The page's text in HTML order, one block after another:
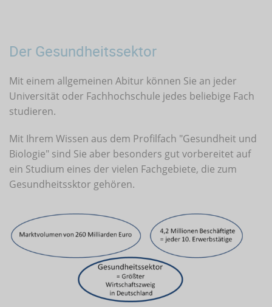
Der Gesundheitssektor
Mit einem allgemeinen Abitur können Sie an jeder
Universität oder Fachhochschule jedes beliebige Fach
studieren.
Mit Ihrem Wissen aus dem Profilfach "Gesundheit und
Biologie" sind Sie aber besonders gut vorbereitet auf
ein Studium eines der vielen Fachgebiete, die zum
Gesundheitssktor gehören.